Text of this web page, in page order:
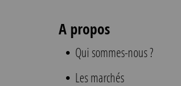
A propos
Qui sommes-nous ?
Les marchés